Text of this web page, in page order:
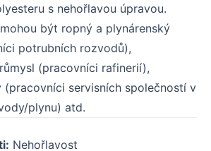
s nehořlavou úpravou.
být ropný a plynárenský
potrubních rozvodů),
(pracovníci rafinerií),
(pracovníci servisních společností v
plynu) atd.
Nehořlavost